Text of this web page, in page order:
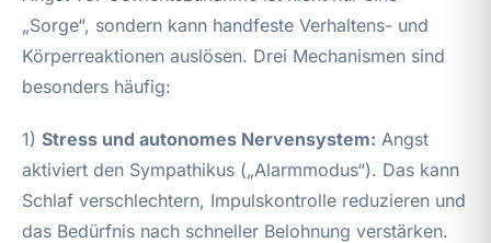
„Sorge“, sondern kann handfeste Verhaltens- und
Körperreaktionen auslösen. Drei Mechanismen sind
besonders häufig:
1) Stress und autonomes Nervensystem: Angst
aktiviert den Sympathikus („Alarmmodus“). Das kann
Schlaf verschlechtern, Impulskontrolle reduzieren und
das Bedürfnis nach schneller Belohnung verstärken.